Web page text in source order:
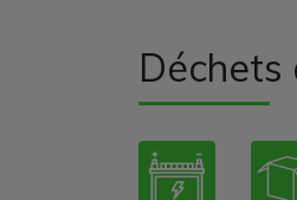
Déchets